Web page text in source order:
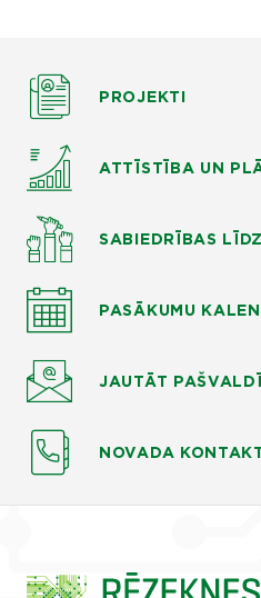
PROJEKTI
ATTĪSTĪBA UN
SABIEDRĪBAS
PASĀKUMU
JAUTĀT
NOVADA